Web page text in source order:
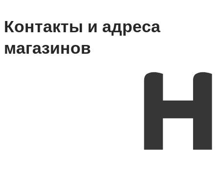
Контакты и адреса
магазинов